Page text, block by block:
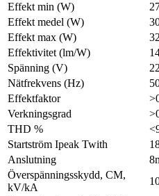
Effekt min (W)
Effekt medel (W)
Effekt max (W)
Effektivitet (lm/W)
Spänning (V)
Nätfrekvens (Hz)
Effektfaktor
Verkningsgrad
THD %
Startström Ipeak Twith
Anslutning
Överspänningsskydd, CM,
kV/kA